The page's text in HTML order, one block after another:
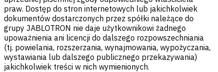
praw. Dostęp do stron internetowych lub jakichkolwiek
dokumentów dostarczonych przez spółki należące do
grupy JABLOTRON nie daje użytkownikowi żadnego
upoważnienia ani licencji do dalszego rozpowszechniania
(tj. powielania, rozszerzania, wynajmowania, wypożyczania,
wystawiania lub dalszego publicznego przekazywania)
jakichkolwiek treści w nich wymienionych.